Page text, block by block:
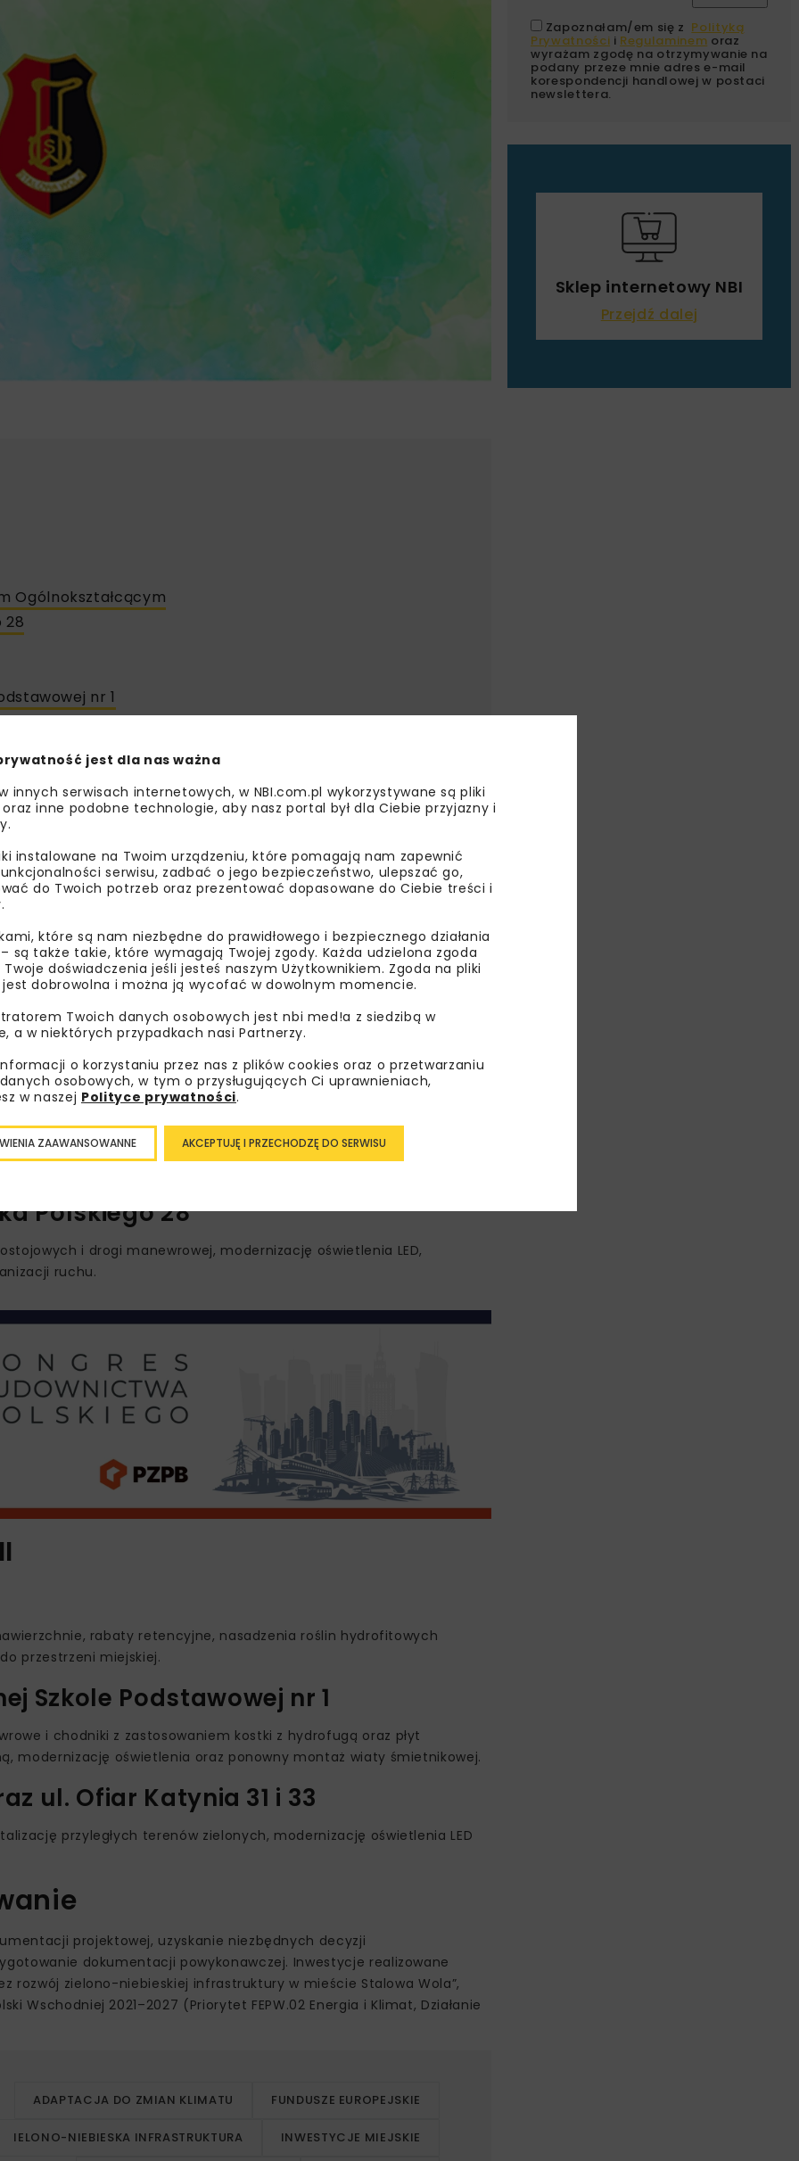
Ogólnokształcącym
28
nr 1
31 i 33
i cele
realizowanej strategii adaptacji do zmian klimatu. Jak
niebieską infrastrukturę mają bezpośredni wpływ na poprawę
życia mieszkańców.
nawierzchni o zwiększonej przepuszczalności, rabat retencyjnych
i montaż elementów małej architektury.
Liceum Ogólnokształcącym
terenów zielonych oraz przebudowa infrastruktury
Polskiego 28
i drogi manewrowej, modernizację oświetlenia LED,
ruchu.
rabaty retencyjne, nasadzenia roślin hydrofitowych
przestrzeni miejskiej.
Szkole Podstawowej nr 1
i chodniki z zastosowaniem kostki z hydrofugą oraz płyt
modernizację oświetlenia oraz ponowny montaż wiaty śmietnikowej.
ul. Ofiar Katynia 31 i 33
przyległych terenów zielonych, modernizację oświetlenia LED
projektowej, uzyskanie niezbędnych decyzji
dokumentacji powykonawczej. Inwestycje realizowane
rozwój zielono-niebieskiej infrastruktury w mieście Stalowa Wola”,
Wschodniej 2021–2027 (Priorytet FEPW.02 Energia i Klimat, Działanie
ADAPTACJA DO ZMIAN KLIMATU FUNDUSZE EUROPEJSKIE
IELONO-NIEBIESKA INFRASTRUKTURA INWESTYCJE MIEJSKIE
Zapoznałam/em się z Polityką
Prywatności i Regulaminem oraz
wyrażam zgodę na otrzymywanie na
podany przeze mnie adres e-mail
korespondencji handlowej w postaci
newslettera.
Sklep internetowy NBI
Przejdź dalej
jest dla nas ważna
innych serwisach internetowych, w NBI.com.pl wykorzystywane są pliki
inne podobne technologie, aby nasz portal był dla Ciebie przyjazny i
instalowane na Twoim urządzeniu, które pomagają nam zapewnić
serwisu, zadbać o jego bezpieczeństwo, ulepszać go,
do Twoich potrzeb oraz prezentować dopasowane do Ciebie treści i
które są nam niezbędne do prawidłowego i bezpiecznego działania
są także takie, które wymagają Twojej zgody. Każda udzielona zgoda
doświadczenia jeśli jesteś naszym Użytkownikiem. Zgoda na pliki
dobrowolna i można ją wycofać w dowolnym momencie.
Twoich danych osobowych jest nbi med!a z siedzibą w
a w niektórych przypadkach nasi Partnerzy.
o korzystaniu przez nas z plików cookies oraz o przetwarzaniu
osobowych, w tym o przysługujących Ci uprawnieniach,
w naszej Polityce prywatności.
AKCEPTUJĘ I PRZECHODZĘ DO SERWISU
ZAAWANSOWANNE